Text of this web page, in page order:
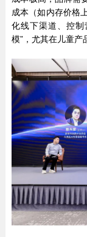
成本（如内存价格
化线下渠道、控
模”，尤其在儿童产